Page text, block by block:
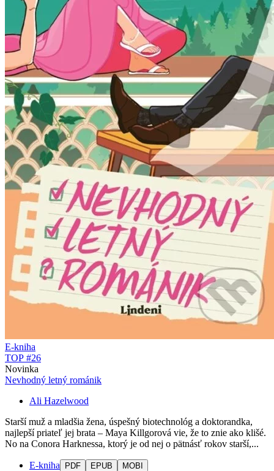
E-kniha
TOP #26
Novinka
Nevhodný letný románik
Ali Hazelwood
Starší muž a mladšia žena, úspešný biotechnológ a doktorandka,
najlepší priateľ jej brata – Maya Killgorová vie, že to znie ako klišé.
No na Conora Harknessa, ktorý je od nej o pätnásť rokov starší,...
E-kniha PDF EPUB MOBI